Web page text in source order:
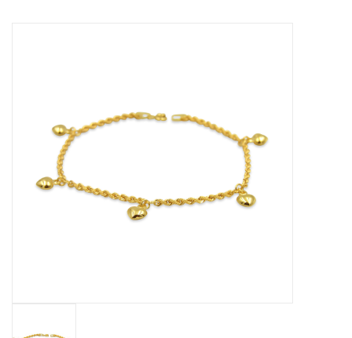
Gouden Munten
Baby Armbanden